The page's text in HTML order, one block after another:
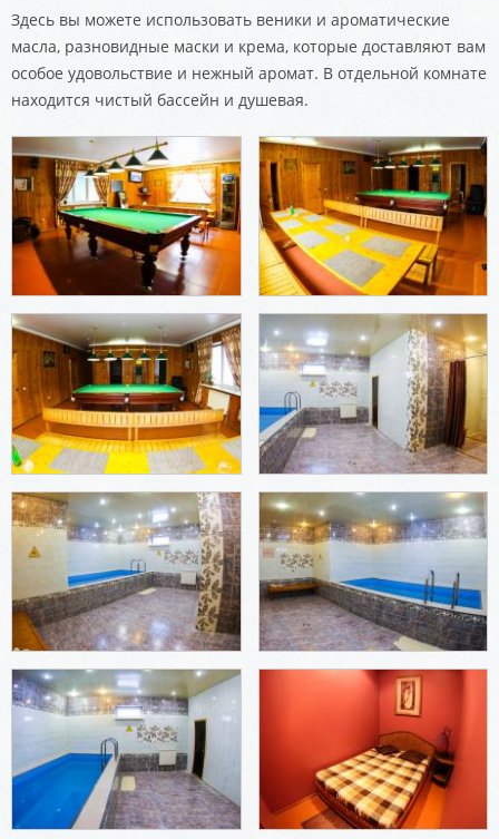
Здесь вы можете использовать веники и ароматические
масла, разновидные маски и крема, которые доставляют вам
особое удовольствие и нежный аромат. В отдельной комнате
находится чистый бассейн и душевая.